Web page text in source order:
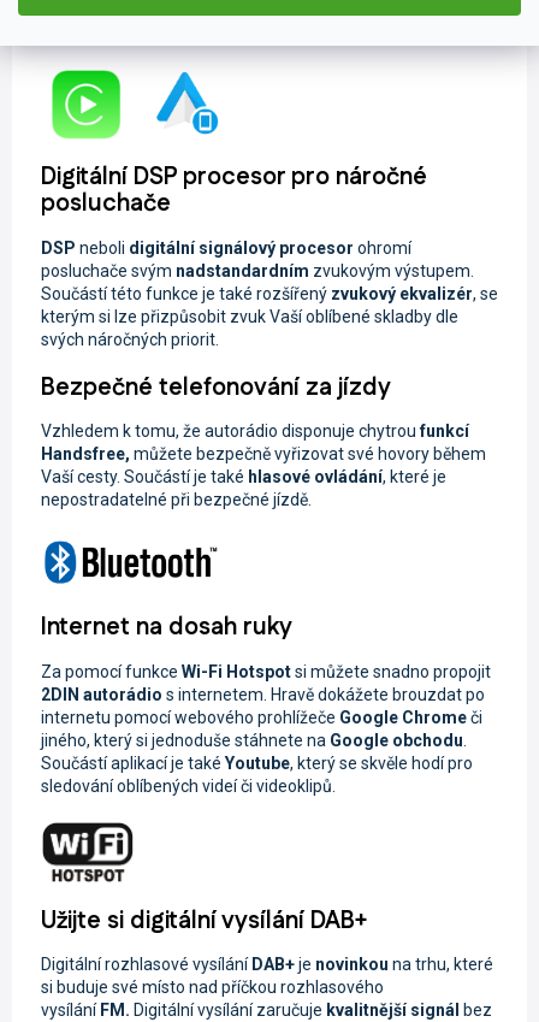
Digitální DSP procesor pro náročné
posluchače
DSP neboli digitální signálový procesor ohromí
posluchače svým nadstandardním zvukovým výstupem.
Součástí této funkce je také rozšířený zvukový ekvalizér, se
kterým si lze přizpůsobit zvuk Vaší oblíbené skladby dle
svých náročných priorit.
Bezpečné telefonování za jízdy
Vzhledem k tomu, že autorádio disponuje chytroufunkcí
Handsfree, můžete bezpečně vyřizovat své hovory během
Vaší cesty. Součástí je také hlasové ovládání, které je
nepostradatelné při bezpečné jízdě.
Internet na dosah ruky
Za pomocí funkce Wi-Fi Hotspotsi můžete snadno propojit
2DIN autorádio s internetem. Hravě dokážete brouzdat po
internetu pomocí webového prohlížeče Google Chromeči
jiného, který si jednoduše stáhnete na Google obchodu
Součástí aplikací je také Youtube, který se skvěle hodí pro
sledování oblíbených videí či videoklipů.
Užijte si digitální vysílání DAB+
Digitální rozhlasové vysílání DAB+je novinkou na trhu, které
si buduje své místo nad příčkou rozhlasového
vysílání FM. Digitální vysílání zaručuje kvalitnější signál bez